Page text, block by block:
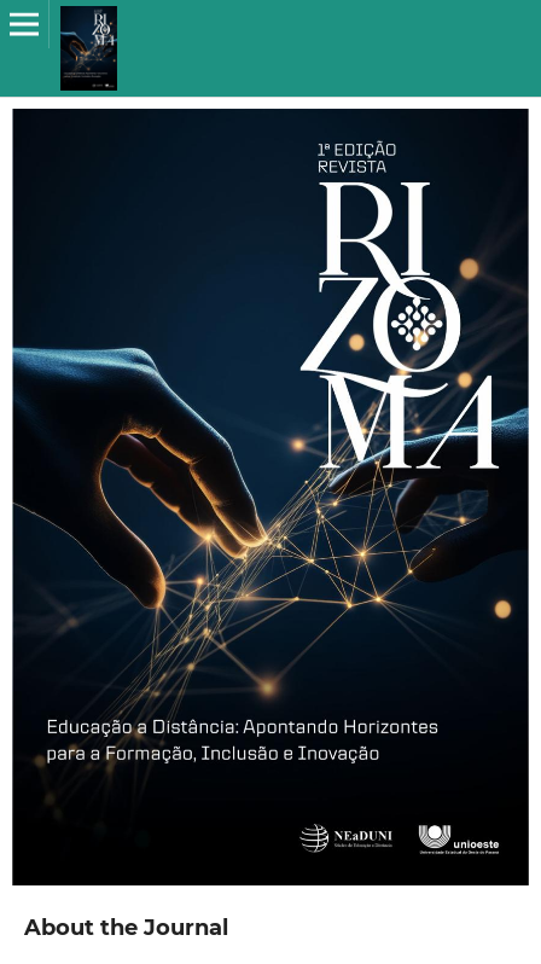
About the Journal